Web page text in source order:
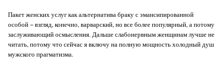
Пакет женских услуг как альтернатива браку с эмансипированной
особой − взгляд, конечно, варварский, но все более популярный, а потому
заслуживающий осмысления. Дальше слабонервным женщинам лучше не
читать, потому что сейчас я включу на полную мощность холодный душ
мужского прагматизма.